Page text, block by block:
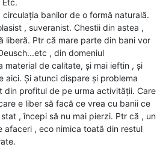
banilor de o formă naturală.
, suveranist. Chestii din astea ,
liberă. Ptr că mare parte din bani vor
, din domeniul
material de calitate, și mai ieftin , și
aici. Și atunci dispare și problema
din profitul de pe urma activității. Care
e liber să facă ce vrea cu banii ce
, începi să nu mai pierzi. Ptr că , un
, eco nimica toată din restul